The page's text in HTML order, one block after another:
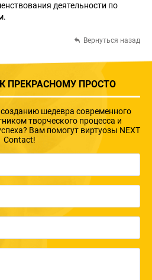
деятельности по
Вернуться назад
ПРЕКРАСНОМУ ПРОСТО
шедевра современного
творческого процесса и
Вам помогут виртуозы NEXT
Contact!